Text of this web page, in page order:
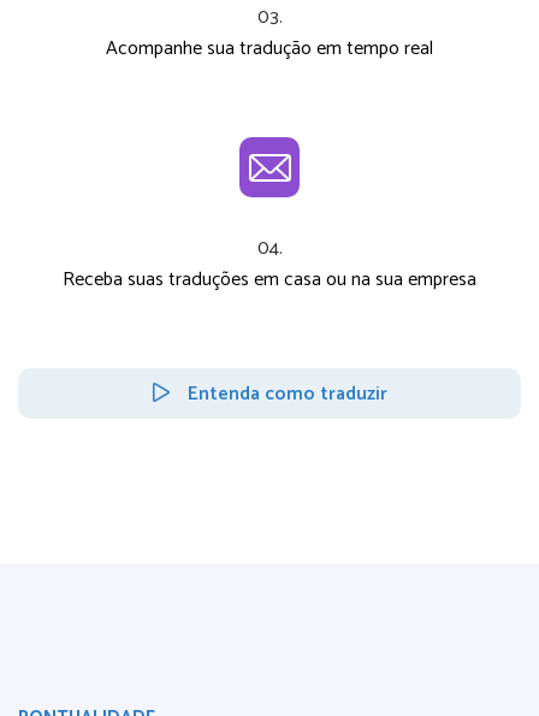
03.
Acompanhe sua tradução em tempo real
04.
Receba suas traduções em casa ou na sua empresa
Entenda como traduzir